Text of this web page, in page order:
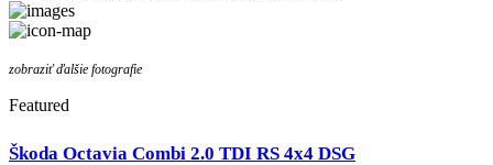
zobraziť ďalšie fotografie
Featured
Škoda Octavia Combi 2.0 TDI RS 4x4 DSG